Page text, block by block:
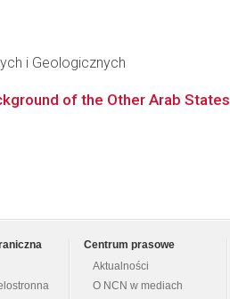
i Geologicznych
of the Other Arab States
Centrum prasowe
Aktualności
O NCN w mediach